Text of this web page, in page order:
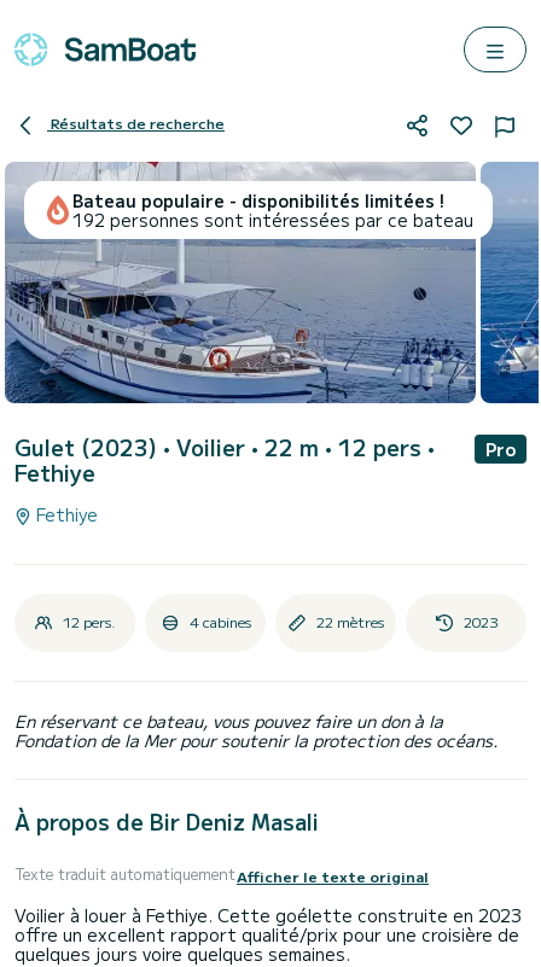
Résultats de recherche
Bateau populaire - disponibilités limitées !
192 personnes sont intéressées par ce bateau
Gulet (2023) • Voilier • 22 m • 12 pers •
Fethiye
Pro
Fethiye
12 pers. 4 cabines 22 mètres 2023
En réservant ce bateau, vous pouvez faire un don à la
Fondation de la Mer pour soutenir la protection des océans.
À propos de Bir Deniz Masali
Texte traduit automatiquementAfficher le texte original
Voilier à louer à Fethiye. Cette goélette construite en 2023
offre un excellent rapport qualité/prix pour une croisière de
quelques jours voire quelques semaines.